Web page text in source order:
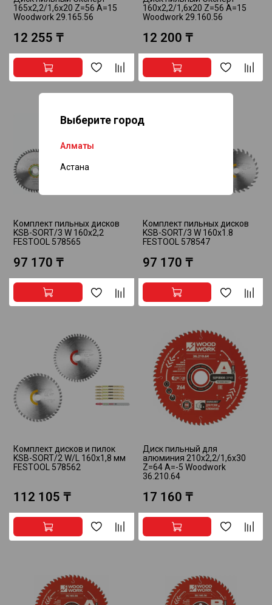
Выберите город
Алматы
Астана
165x2,2/1,6x20 Z=56 A=15
Woodwork 29.165.56
12 255 ₸
160x2,2/1,6x20 Z=56 A=15
Woodwork 29.160.56
12 200 ₸
Комплект пильных дисков
KSB-SORT/3 W 160x2,2
FESTOOL 578565
97 170 ₸
Комплект пильных дисков
KSB-SORT/3 W 160x1.8
FESTOOL 578547
97 170 ₸
Комплект дисков и пилок
KSB-SORT/2 W/L 160x1,8 мм
FESTOOL 578562
112 105 ₸
Диск пильный для
алюминия 210x2,2/1,6x30
Z=64 A=-5 Woodwork
36.210.64
17 160 ₸